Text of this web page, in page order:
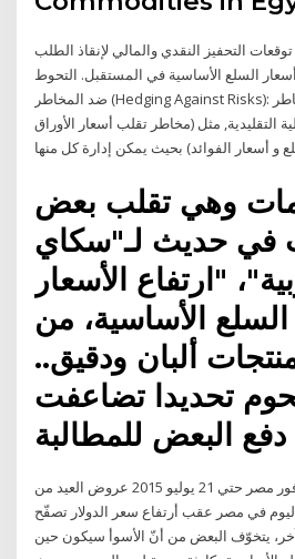
التحفيز النقدي والمالي لإنقاذ الطلب
السلع الأساسية في المستقبل. التحوط
ضد المخاطر (Hedging Against Risks): عبارة عن تجزئة المخاطر
التقليدية, مثل (مخاطر تقلب أسعار الأوراق
و أسعار الفوائد) بحيث يمكن إدارة كل منها
وهي تقلب بعض
في حديث لـ"سكاي
"ارتفاع الأسعار
الأساسية، من
ألبان ودقيق..
تحديدا تضاعفت
البعض للمطالبة
أسعار السلع. عروض كارفور مصر حتي 21 يوليو 2015 عروض العيد من
في مصر عقب أرتفاع سعر الدولار تصفّح
يتخوّف البعض من أنّ الأسوأ سيكون حين